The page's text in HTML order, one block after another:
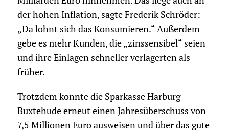
der hohen Inflation, sagte Frederik Schröder:
„Da lohnt sich das Konsumieren.“ Außerdem
gebe es mehr Kunden, die „zinssensibel“ seien
und ihre Einlagen schneller verlagerten als
früher.
Trotzdem konnte die Sparkasse Harburg-
Buxtehude erneut einen Jahresüberschuss von
7,5 Millionen Euro ausweisen und über das gute